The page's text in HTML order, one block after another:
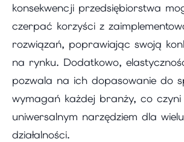
konsekwencji przedsiębiorstwa
czerpać korzyści z
rozwiązań, poprawiając swoją
na rynku. Dodatkowo,
pozwala na ich dopasowanie do
wymagań każdej branży, co czyni
uniwersalnym narzędziem dla
działalności.